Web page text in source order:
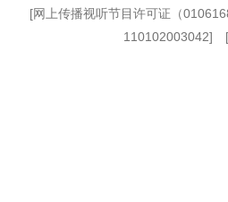
[网上传播视听节目许可证（
110102003042] [